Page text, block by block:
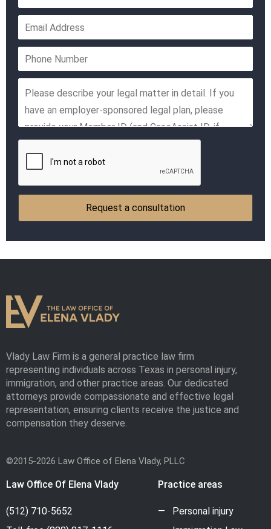
Vlady Law Firm is a general practice law firm
representing individuals across Texas in personal injury,
immigration, and other practice areas. Our dedicated
attorneys provide compassionate and effective legal
representation, ensuring clients receive the justice and
compensation they deserve.
©2015-2026 Law Office of Elena Vlady, PLLC
Law Office Of Elena Vlady
(512) 710-5652
Practice areas
Personal injury